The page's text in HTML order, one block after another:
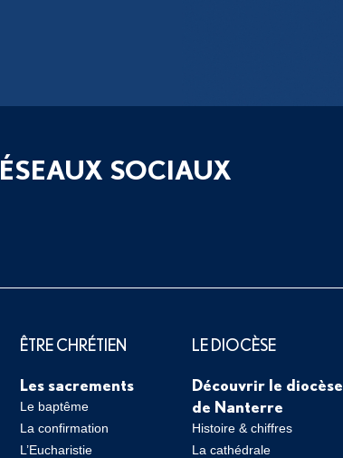
SOCIAUX
ÊTRE CHRÉTIEN
Les sacrements
Le baptême
La confirmation
L’Eucharistie
LE DIOCÈSE
Découvrir le diocèse
de Nanterre
Histoire & chiffres
La cathédrale